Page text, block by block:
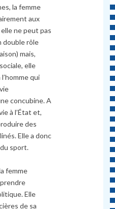
la femme
aux
ne peut pas
double rôle
mais,
elle
qui
concubine. A
à l’État et,
des
Elle a donc
sport.
femme
Elle
de sa